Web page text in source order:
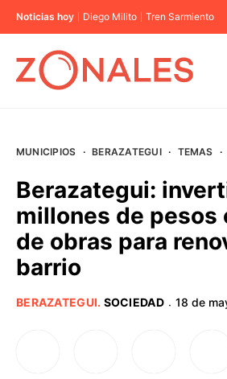
Noticias hoy Diego Milito Tren Sarmiento
BUENOS AIRES
PROVINCIAS
MUNICIPIOS · BERAZATEGUI · TEMAS ·
Berazategui:
millones de pesos
de obras para
barrio
BERAZATEGUI. SOCIEDAD · 18 de